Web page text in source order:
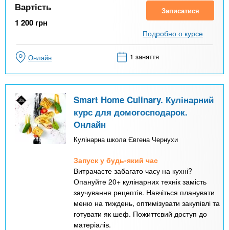
Вартість
1 200 грн
Записатися
Подробно о курсе
Онлайн 1 заняття
Smart Home Culinary. Кулінарний
курс для домогосподарок.
Онлайн
Кулінарна школа Євгена Чернухи
Запуск у будь-який час
Витрачаєте забагато часу на кухні?
Опануйте 20+ кулінарних технік замість
заучування рецептів. Навчіться планувати
меню на тиждень, оптимізувати закупівлі та
готувати як шеф. Пожиттєвий доступ до
матеріалів.